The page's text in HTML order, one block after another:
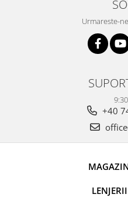
Urmareste-
+40